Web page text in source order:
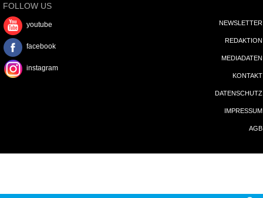
FOLLOW US
youtube
facebook
instagram
NEWSLETTER
REDAKTION
MEDIADATEN
KONTAKT
DATENSCHUTZ
IMPRESSUM
AGB